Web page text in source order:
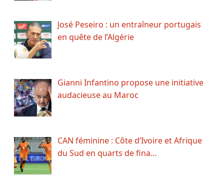
José Peseiro : un entraîneur portugais
en quête de l’Algérie
Gianni Infantino propose une initiative
audacieuse au Maroc
CAN féminine : Côte d’Ivoire et Afrique
du Sud en quarts de fina…